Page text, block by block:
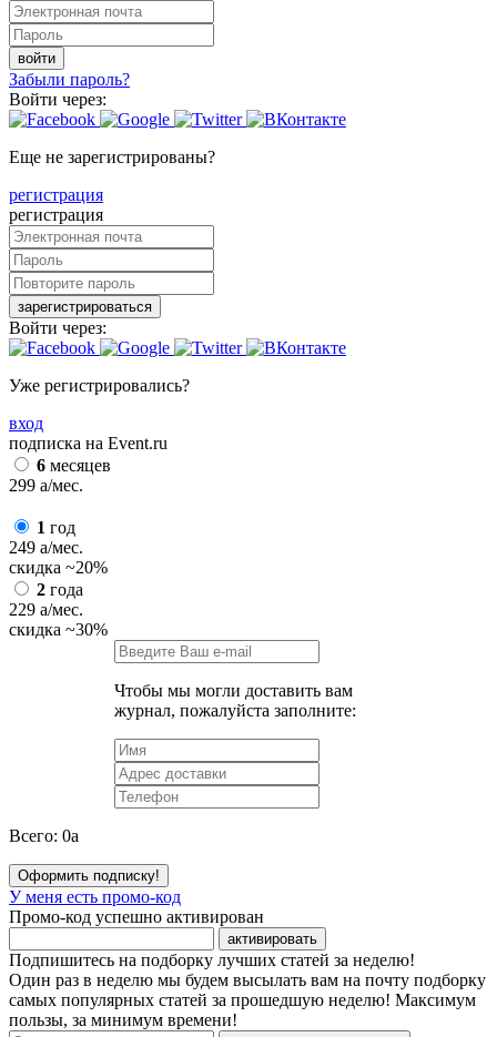
войти
Забыли пароль?
Войти через:
Еще не зарегистрированы?
регистрация
регистрация
зарегистрироваться
Войти через:
Уже регистрировались?
вход
подписка на Event.ru
6 месяцев
299 a/мес.
1 год
249 a/мес.
скидка ~20%
2 года
229 a/мес.
скидка ~30%
Чтобы мы могли доставить вам
журнал, пожалуйста заполните:
Всего: 0a
Оформить подписку!
У меня есть промо-код
Промо-код успешно активирован
активировать
Подпишитесь на подборку лучших статей за неделю!
Один раз в неделю мы будем высылать вам на почту подборку
самых популярных статей за прошедшую неделю! Максимум
пользы, за минимум времени!